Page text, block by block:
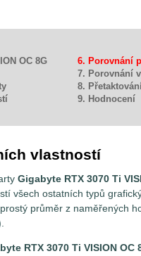
OC 8G
6. Porovnání
7. Porovnání
8. Přetaktování
9. Hodnocení
vlastností
Gigabyte RTX 3070 Ti
všech ostatních typů
průměr z naměřených
RTX 3070 Ti VISION OC